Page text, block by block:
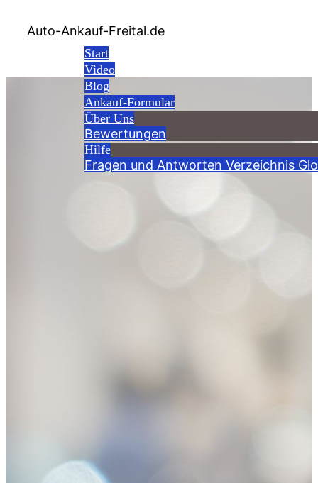
Auto-Ankauf-Freital.de
Start
Video
Blog
Ankauf-Formular
Über Uns
Bewertungen
Hilfe
Fragen und Antworten Verzeichnis